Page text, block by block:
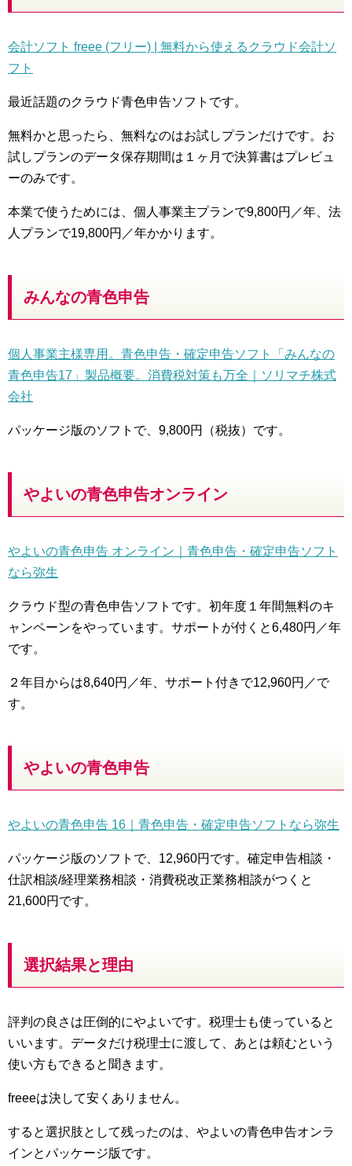
会計ソフト freee (フリー) | 無料から使えるクラウド会計ソ
フト
最近話題のクラウド青色申告ソフトです。
無料かと思ったら、無料なのはお試しプランだけです。お
試しプランのデータ保存期間は１ヶ月で決算書はプレビュ
ーのみです。
本業で使うためには、個人事業主プランで9,800円／年、法
人プランで19,800円／年かかります。
みんなの青色申告
個人事業主様専用。青色申告・確定申告ソフト「みんなの
青色申告17」製品概要。消費税対策も万全｜ソリマチ株式
会社
パッケージ版のソフトで、9,800円（税抜）です。
やよいの青色申告オンライン
やよいの青色申告 オンライン｜青色申告・確定申告ソフト
なら弥生
クラウド型の青色申告ソフトです。初年度１年間無料のキ
ャンペーンをやっています。サポートが付くと6,480円／年
です。
２年目からは8,640円／年、サポート付きで12,960円／で
す。
やよいの青色申告
やよいの青色申告 16｜青色申告・確定申告ソフトなら弥生
パッケージ版のソフトで、12,960円です。確定申告相談・
仕訳相談/経理業務相談・消費税改正業務相談がつくと
21,600円です。
選択結果と理由
評判の良さは圧倒的にやよいです。税理士も使っていると
いいます。データだけ税理士に渡して、あとは頼むという
使い方もできると聞きます。
freeeは決して安くありません。
すると選択肢として残ったのは、やよいの青色申告オンラ
インとパッケージ版です。